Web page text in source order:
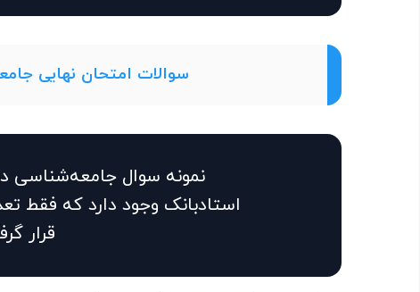
سوالات امتحان نهایی جامعه شناسی 3
نمونه سوال جامعه‌شناسی
استادبانک وجود دارد که فقط
قرار